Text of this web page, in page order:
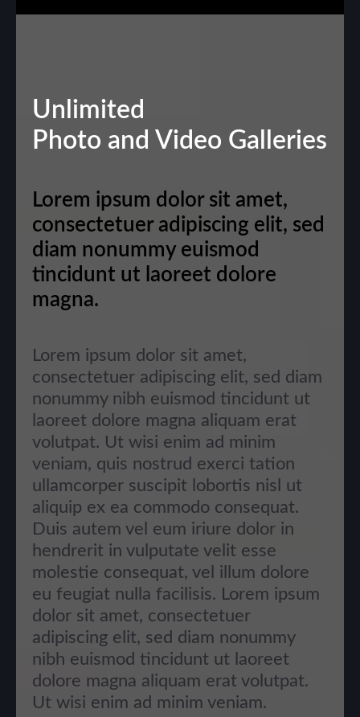
Unlimited
Photo and Video Galleries
Lorem ipsum dolor sit amet,
consectetuer adipiscing elit, sed
diam nonummy euismod
tincidunt ut laoreet dolore
magna.
Lorem ipsum dolor sit amet,
consectetuer adipiscing elit, sed diam
nonummy nibh euismod tincidunt ut
laoreet dolore magna aliquam erat
volutpat. Ut wisi enim ad minim
veniam, quis nostrud exerci tation
ullamcorper suscipit lobortis nisl ut
aliquip ex ea commodo consequat.
Duis autem vel eum iriure dolor in
hendrerit in vulputate velit esse
molestie consequat, vel illum dolore
eu feugiat nulla facilisis. Lorem ipsum
dolor sit amet, consectetuer
adipiscing elit, sed diam nonummy
nibh euismod tincidunt ut laoreet
dolore magna aliquam erat volutpat.
Ut wisi enim ad minim veniam.